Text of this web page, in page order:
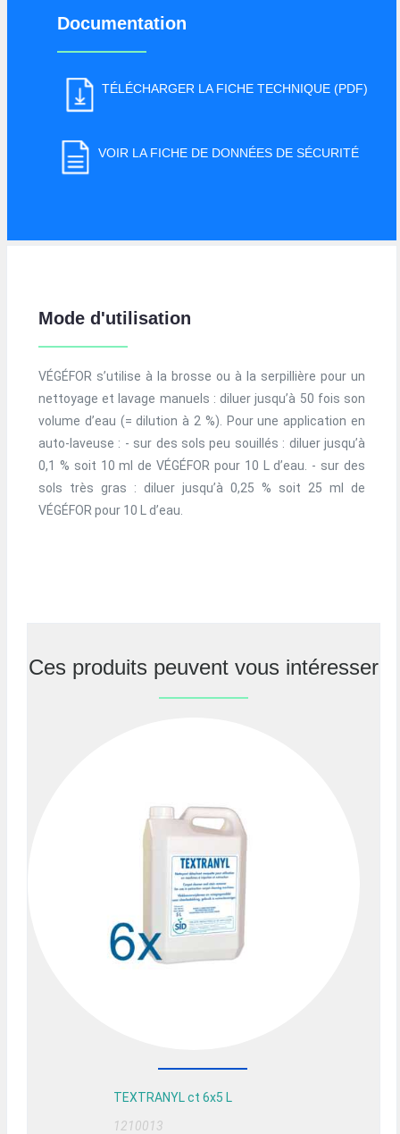
Documentation
TÉLÉCHARGER LA FICHE TECHNIQUE (PDF)
VOIR LA FICHE DE DONNÉES DE SÉCURITÉ
Mode d'utilisation
VÉGÉFOR s’utilise à la brosse ou à la serpillière pour un
nettoyage et lavage manuels : diluer jusqu’à 50 fois son
volume d’eau (= dilution à 2 %). Pour une application en
auto-laveuse : - sur des sols peu souillés : diluer jusqu’à
0,1 % soit 10 ml de VÉGÉFOR pour 10 L d’eau. - sur des
sols très gras : diluer jusqu’à 0,25 % soit 25 ml de
VÉGÉFOR pour 10 L d’eau.
Ces produits peuvent vous intéresser
TEXTRANYL ct 6x5 L
1210013